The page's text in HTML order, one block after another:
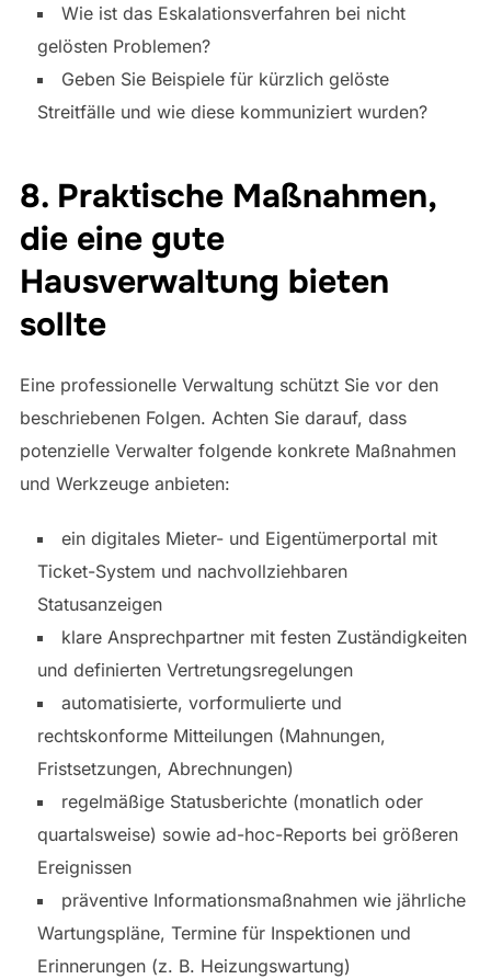
Wie ist das Eskalationsverfahren bei nicht
gelösten Problemen?
Geben Sie Beispiele für kürzlich gelöste
Streitfälle und wie diese kommuniziert wurden?
8. Praktische Maßnahmen,
die eine gute
Hausverwaltung bieten
sollte
Eine professionelle Verwaltung schützt Sie vor den
beschriebenen Folgen. Achten Sie darauf, dass
potenzielle Verwalter folgende konkrete Maßnahmen
und Werkzeuge anbieten:
ein digitales Mieter- und Eigentümerportal mit
Ticket-System und nachvollziehbaren
Statusanzeigen
klare Ansprechpartner mit festen Zuständigkeiten
und definierten Vertretungsregelungen
automatisierte, vorformulierte und
rechtskonforme Mitteilungen (Mahnungen,
Fristsetzungen, Abrechnungen)
regelmäßige Statusberichte (monatlich oder
quartalsweise) sowie ad-hoc-Reports bei größeren
Ereignissen
präventive Informationsmaßnahmen wie jährliche
Wartungspläne, Termine für Inspektionen und
Erinnerungen (z. B. Heizungswartung)